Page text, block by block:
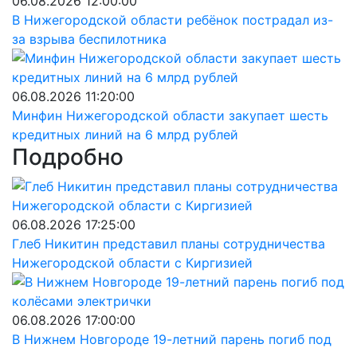
В Нижегородской области ребёнок пострадал из-
за взрыва беспилотника
06.08.2026 11:20:00
Минфин Нижегородской области закупает шесть
кредитных линий на 6 млрд рублей
Подробно
06.08.2026 17:25:00
Глеб Никитин представил планы сотрудничества
Нижегородской области с Киргизией
06.08.2026 17:00:00
В Нижнем Новгороде 19-летний парень погиб под